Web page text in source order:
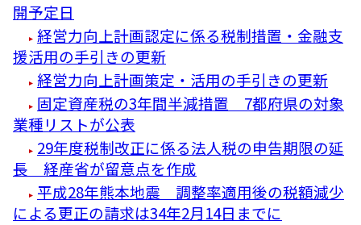
開予定日
経営力向上計画認定に係る税制措置・金融支
援活用の手引きの更新
経営力向上計画策定・活用の手引きの更新
固定資産税の3年間半減措置 7都府県の対象
業種リストが公表
29年度税制改正に係る法人税の申告期限の延
長 経産省が留意点を作成
平成28年熊本地震 調整率適用後の税額減少
による更正の請求は34年2月14日までに